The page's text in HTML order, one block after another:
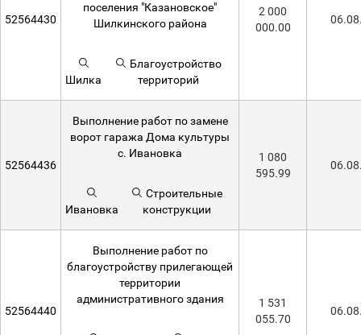
52564430
поселения "Казановское"
Шилкинского района
Шилка
Благоустройство
территорий
2 000
000.00
52564436
Выполнение работ по замене
ворот гаража Дома культуры
с. Ивановка
Ивановка
Строительные
конструкции
1 080
595.99
52564440
Выполнение работ по
благоустройству прилегающей
территории
административного здания
1 531
055.70